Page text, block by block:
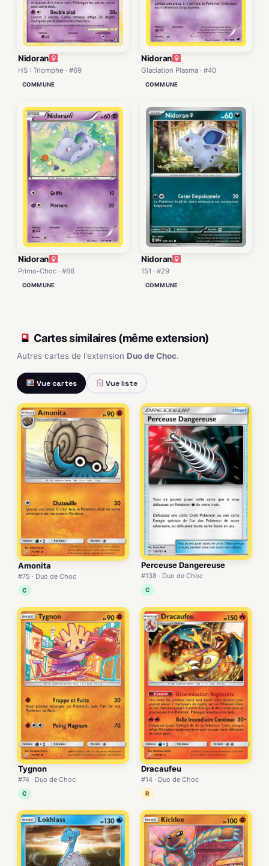
Nidoran
HS : Triomphe · #69
COMMUNE
Nidoran
Glaciation Plasma · #40
COMMUNE
Nidoran
Primo-Choc · #66
COMMUNE
Nidoran
151 · #29
COMMUNE
Cartes similaires (même extension)
Autres cartes de l'extension Duo de Choc.
Vue cartes Vue liste
Amonita
#75 · Duo de Choc
C
Perceuse Dangereuse
#138 · Duo de Choc
C
Tygnon
#74 · Duo de Choc
C
Dracaufeu
#14 · Duo de Choc
R